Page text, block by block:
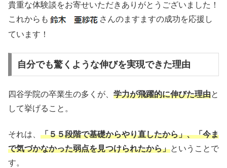
貴重な体験談をお寄せいただきありがとうございました！
これからも
さんのますますの成功を応援し
ています！
自分でも驚くような伸びを実現できた理由
四谷学院の卒業生の多くが、 学力が飛躍的に伸びた理由と
して挙げること。
それは、 「５５段階で基礎からやり直したから」、「今ま
で気づかなかった弱点を見つけられたから」ということで
す。